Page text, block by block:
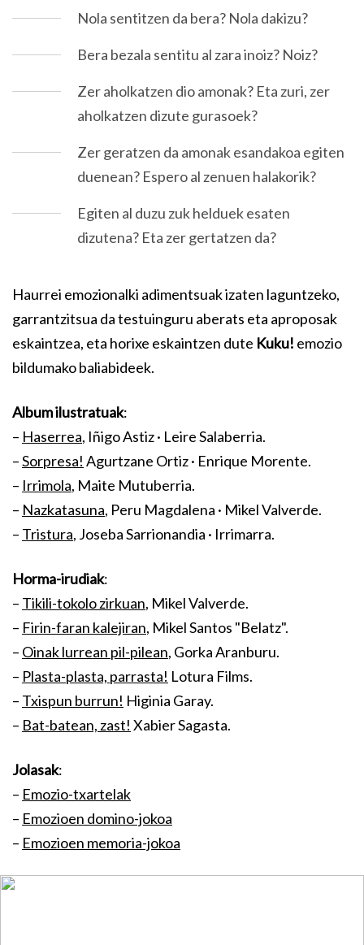
Nola sentitzen da bera? Nola dakizu?
Bera bezala sentitu al zara inoiz? Noiz?
Zer aholkatzen dio amonak? Eta zuri, zer
aholkatzen dizute gurasoek?
Zer geratzen da amonak esandakoa egiten
duenean? Espero al zenuen halakorik?
Egiten al duzu zuk helduek esaten
dizutena? Eta zer gertatzen da?
Haurrei emozionalki adimentsuak izaten laguntzeko,
garrantzitsua da testuinguru aberats eta aproposak
eskaintzea, eta horixe eskaintzen dute Kuku! emozio
bildumako baliabideek.
Album ilustratuak:
– Haserrea, Iñigo Astiz · Leire Salaberria.
–Sorpresa! Agurtzane Ortiz · Enrique Morente.
– Irrimola, Maite Mutuberria.
– Nazkatasuna, Peru Magdalena · Mikel Valverde.
– Tristura, Joseba Sarrionandia · Irrimarra.
Horma-irudiak:
– Tikili-tokolo zirkuan, Mikel Valverde.
– Firin-faran kalejiran, Mikel Santos "Belatz".
– Oinak lurrean pil-pilean, Gorka Aranburu.
– Plasta-plasta, parrasta! Lotura Films.
– Txispun burrun! Higinia Garay.
– Bat-batean, zast! Xabier Sagasta.
Jolasak:
– Emozio-txartelak
– Emozioen domino-jokoa
– Emozioen memoria-jokoa